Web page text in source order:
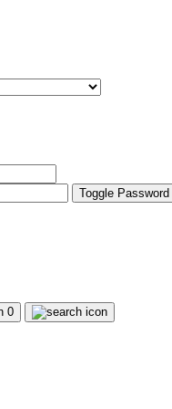
Toggle
0